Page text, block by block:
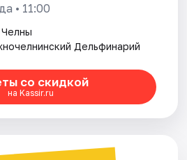
• 11:00
Дельфинарий
со скидкой
на Kassir.ru